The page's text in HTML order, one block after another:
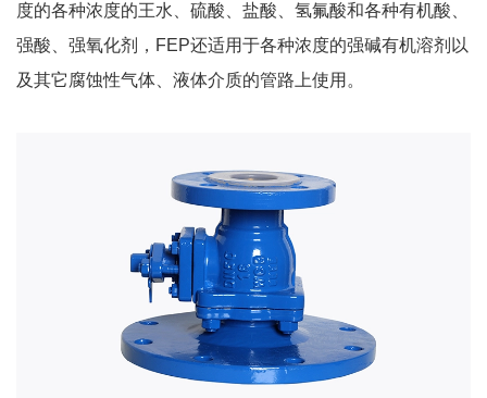
度的各种浓度的王水、硫酸、盐酸、氢氟酸和各种有机酸、
强酸、强氧化剂，FEP还适用于各种浓度的强碱有机溶剂以
及其它腐蚀性气体、液体介质的管路上使用。